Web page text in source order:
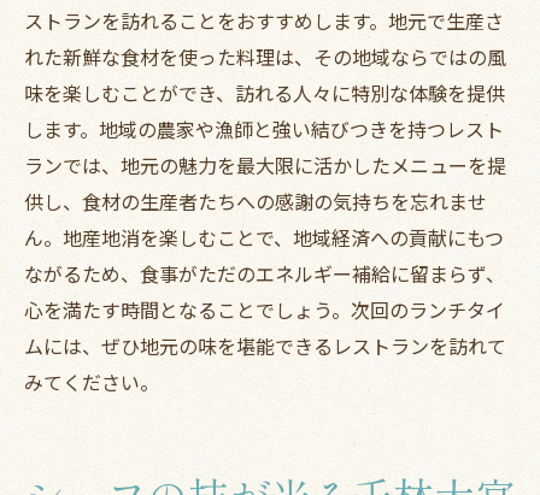
ストランを訪れることをおすすめします。地元で生産さ
れた新鮮な食材を使った料理は、その地域ならではの風
味を楽しむことができ、訪れる人々に特別な体験を提供
します。地域の農家や漁師と強い結びつきを持つレスト
ランでは、地元の魅力を最大限に活かしたメニューを提
供し、食材の生産者たちへの感謝の気持ちを忘れませ
ん。地産地消を楽しむことで、地域経済への貢献にもつ
ながるため、食事がただのエネルギー補給に留まらず、
心を満たす時間となることでしょう。次回のランチタイ
ムには、ぜひ地元の味を堪能できるレストランを訪れて
みてください。